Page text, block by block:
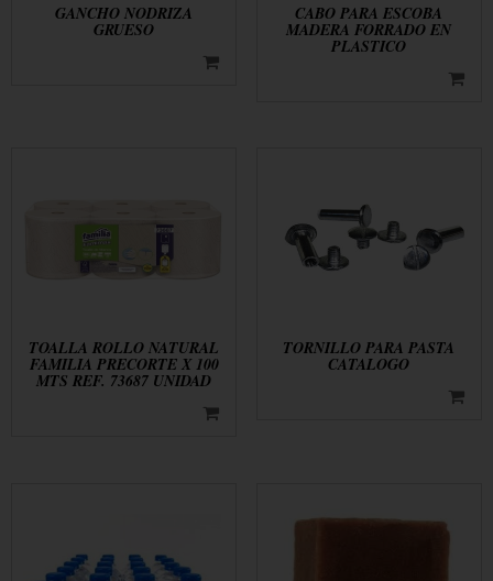
GANCHO NODRIZA
GRUESO
CABO PARA ESCOBA
MADERA FORRADO EN
PLASTICO
TOALLA ROLLO NATURAL
FAMILIA PRECORTE X 100
MTS REF. 73687 UNIDAD
TORNILLO PARA PASTA
CATALOGO